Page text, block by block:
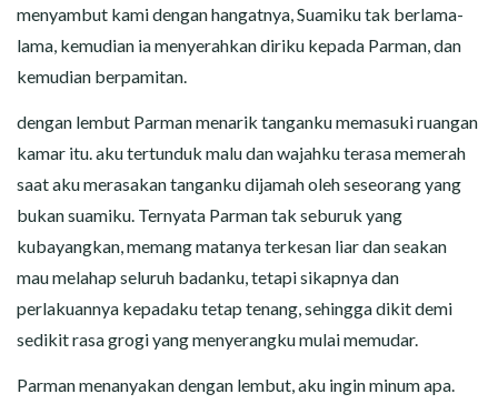
menyambut kami dengan hangatnya, Suamiku tak berlama-
lama, kemudian ia menyerahkan diriku kepada Parman, dan
kemudian berpamitan.
dengan lembut Parman menarik tanganku memasuki ruangan
kamar itu. aku tertunduk malu dan wajahku terasa memerah
saat aku merasakan tanganku dijamah oleh seseorang yang
bukan suamiku. Ternyata Parman tak seburuk yang
kubayangkan, memang matanya terkesan liar dan seakan
mau melahap seluruh badanku, tetapi sikapnya dan
perlakuannya kepadaku tetap tenang, sehingga dikit demi
sedikit rasa grogi yang menyerangku mulai memudar.
Parman menanyakan dengan lembut, aku ingin minum apa.